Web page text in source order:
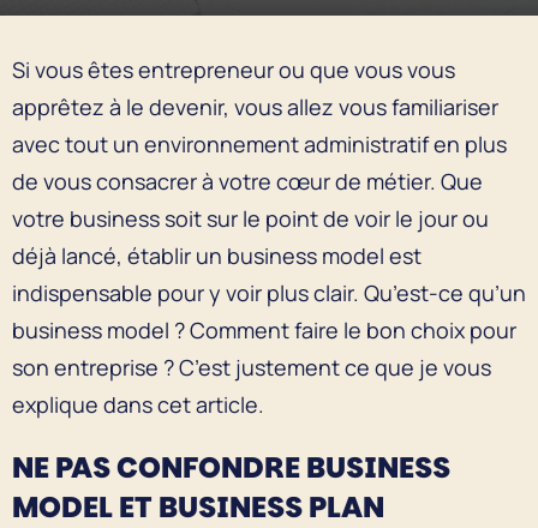
Si vous êtes entrepreneur ou que vous vous
apprêtez à le devenir, vous allez vous familiariser
avec tout un environnement administratif en plus
de vous consacrer à votre cœur de métier. Que
votre business soit sur le point de voir le jour ou
déjà lancé, établir un business model est
indispensable pour y voir plus clair. Qu’est-ce qu’un
business model ? Comment faire le bon choix pour
son entreprise ? C’est justement ce que je vous
explique dans cet article.
NE PAS CONFONDRE BUSINESS
MODEL ET BUSINESS PLAN